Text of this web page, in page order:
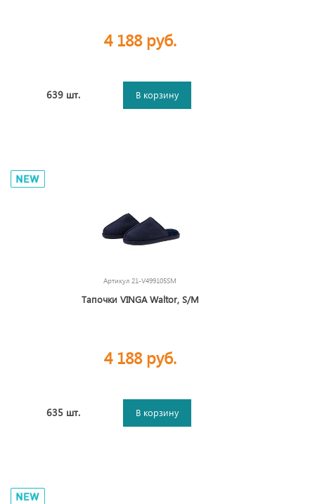
4 188 руб.
639 шт. В корзину
Артикул 21-V499105SM
Тапочки VINGA Waltor, S/M
4 188 руб.
635 шт. В корзину